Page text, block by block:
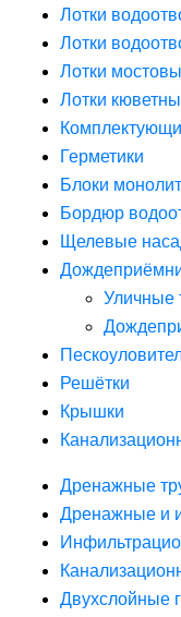
Лотки
Лотки
Лотки
Лотки
Герметики
Блоки
Бордюр
Щелевые
Уличные
Решётки
Крышки
Дренажные
Дренажные и
Двухслойные